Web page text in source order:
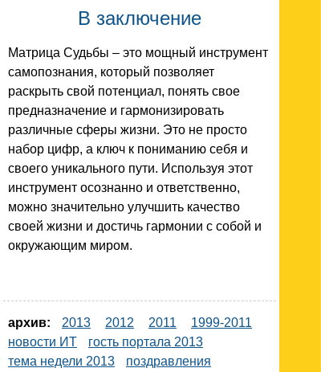
В заключение
Матрица Судьбы – это мощный инструмент
самопознания, который позволяет
раскрыть свой потенциал, понять свое
предназначение и гармонизировать
различные сферы жизни. Это не просто
набор цифр, а ключ к пониманию себя и
своего уникального пути. Используя этот
инструмент осознанно и ответственно,
можно значительно улучшить качество
своей жизни и достичь гармонии с собой и
окружающим миром.
архив: 2013 2012 2011
1999-2011
новости ИТ
гость портала 2013
тема недели 2013
поздравления